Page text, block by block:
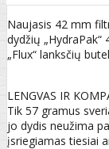
Naujasis 42 mm
dydžių „HydraPak“
„Flux“ lanksčių
LENGVAS IR
Tik 57 gramus
jo dydis neužima
įsriegiamas tiesiai